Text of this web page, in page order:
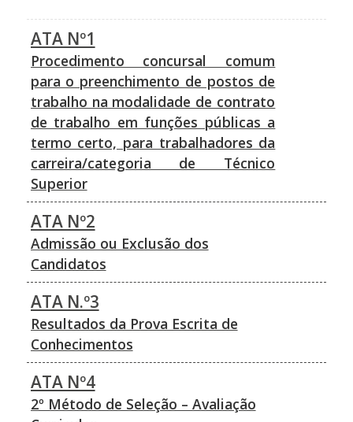
ATA Nº1
Procedimento concursal comum
para o preenchimento de postos de
trabalho na modalidade de contrato
de trabalho em funções públicas a
termo certo, para trabalhadores da
carreira/categoria de Técnico
Superior
ATA Nº2
Admissão ou Exclusão dos
Candidatos
ATA N.º3
Resultados da Prova Escrita de
Conhecimentos
ATA Nº4
2º Método de Seleção – Avaliação